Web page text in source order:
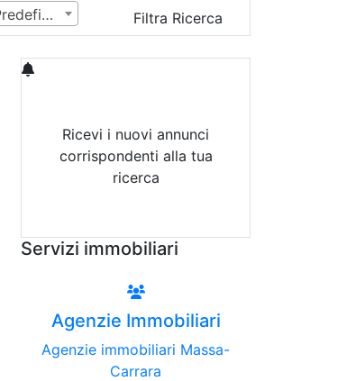
Ordine Predefinito Filtra Ricerca
Ricevi i nuovi annunci
corrispondenti alla tua
ricerca
Servizi immobiliari
Agenzie Immobiliari
Agenzie immobiliari Massa-
Carrara